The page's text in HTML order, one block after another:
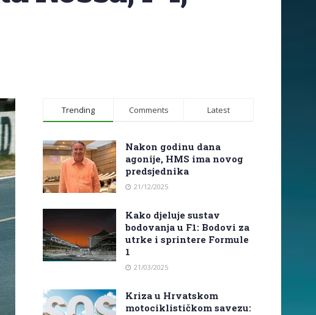
Trending Comments Latest
Nakon godinu dana
agonije, HMS ima novog
predsjednika
21/12/2025
Kako djeluje sustav
bodovanja u F1: Bodovi za
utrke i sprintere Formule
1
21/03/2025
Kriza u Hrvatskom
motociklističkom savezu: